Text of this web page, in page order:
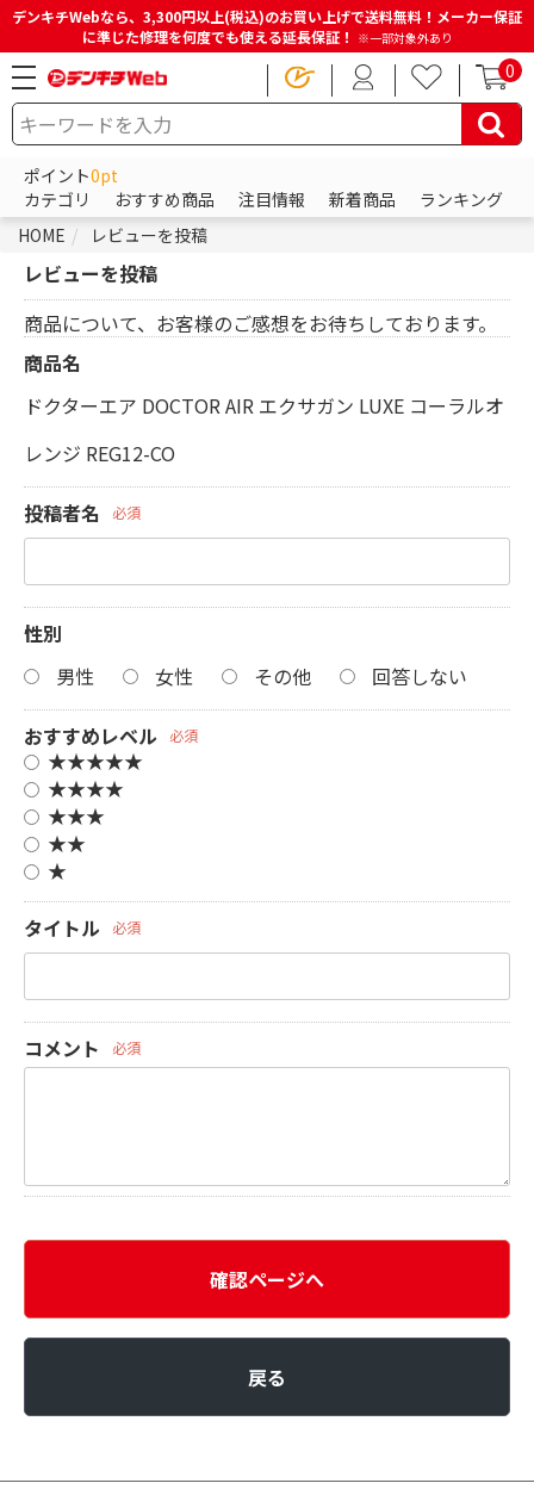
デンキチWebなら、3,300円以上(税込)のお買い上げで送料無料！メーカー保証
に準じた修理を何度でも使える延長保証！ ※一部対象外あり
0
ポイント0pt
カテゴリ
おすすめ商品 注目情報 新着商品
ランキング
HOME
レビューを投稿
レビューを投稿
商品について、お客様のご感想をお待ちしております。
商品名
ドクターエア DOCTOR AIR エクサガン LUXE コーラルオ
レンジ REG12-CO
投稿者名 必須
性別
男性
女性 その他 回答しない
おすすめレベル 必須
★★★★★
★★★★
★★★
★★
★
タイトル
必須
コメント 必須
確認ページへ
戻る